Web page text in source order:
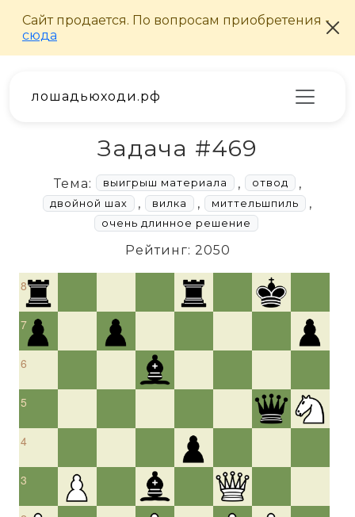
лошадьюходи.рф
Задача #469
Тема: выигрыш материала , отвод ,
двойной шах , вилка , миттельшпиль ,
очень длинное решение
Рейтинг: 2050
8
7
6
5
4
3